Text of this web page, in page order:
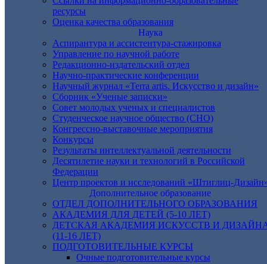
ресурсы
Оценка качества образования
Наука
Аспирантура и ассистентура-стажировка
Управление по научной работе
Редакционно-издательский отдел
Научно-практические конференции
Научный журнал «Terra artis. Искусство и дизайн»
Сборник «Ученые записки»
Совет молодых ученых и специалистов
Студенческое научное общество (СНО)
Конгрессно-выставочные мероприятия
Конкурсы
Результаты интеллектуальной деятельности
Десятилетие науки и технологий в Российской
Федерации
Центр проектов и исследований «Штиглиц-
Дополнительное образование
ОТДЕЛ ДОПОЛНИТЕЛЬНОГО ОБРАЗОВАНИЯ
АКАДЕМИЯ ДЛЯ ДЕТЕЙ (5-10 ЛЕТ)
ДЕТСКАЯ АКАДЕМИЯ ИСКУССТВ И
(11-16 ЛЕТ)
ПОДГОТОВИТЕЛЬНЫЕ КУРСЫ
Очные подготовительные курсы